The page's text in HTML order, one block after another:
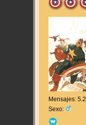
Mensajes:
Sexo: